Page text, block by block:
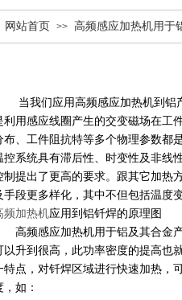
网站首页 >> 高频感应加热机用于
我们应用高频感应加热机到铝产
利用感应线圈产生的交变磁场在工
布、工件阻抗特等多个物理参数都
控系统具有滞后性、时变性及非线
制提出了更高的要求。跟其它加热
手段更多样化，其中不但包括温度
频加热机应用到铝钎焊的原理图
频感应加热机用于铝及其合金产
以升到很高，此功率密度的提高也
特点，对钎焊区域进行快速加热，
，如：